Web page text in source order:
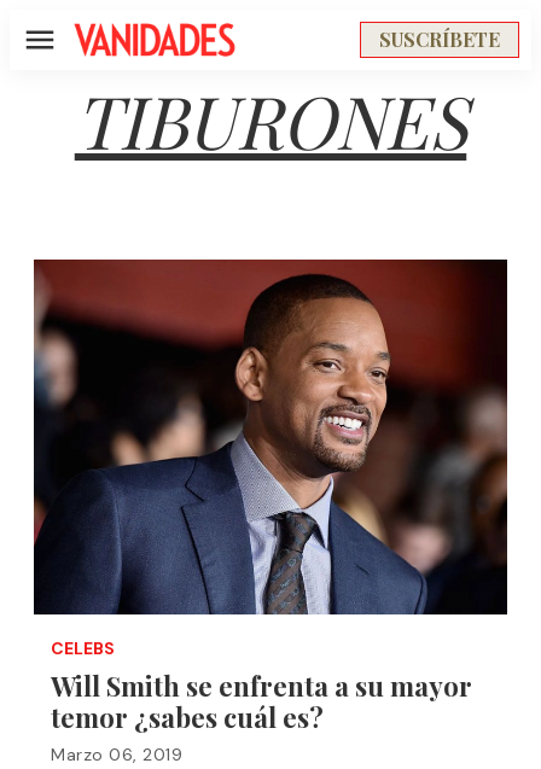
Menú SUSCRÍBETE
TIBURONES
CELEBS
Will Smith se enfrenta a su mayor
temor ¿sabes cuál es?
Marzo 06, 2019